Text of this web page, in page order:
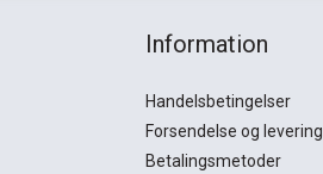
Information
Handelsbetingelser
Forsendelse og levering
Betalingsmetoder